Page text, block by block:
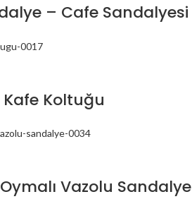
– Cafe Sandalyesi
Koltuğu
Vazolu Sandalye